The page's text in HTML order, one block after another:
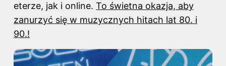
eterze, jak i online. To świetna okazja, aby
zanurzyć się w muzycznych hitach lat 80. i
90.!